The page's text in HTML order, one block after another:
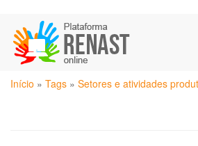
para
conteúdo
principal
Você
Início » Tags » Setores e atividades